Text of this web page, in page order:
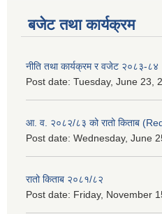
बजेट तथा कार्यक्रम
नीति तथा कार्यक्रम र वजेट २०८३-८४
Post date: Tuesday, June 23,
आ. व. २०८२/८३ को रातो किताब
Post date: Wednesday, June
रातो किताब २०८१/८२
Post date: Friday, November